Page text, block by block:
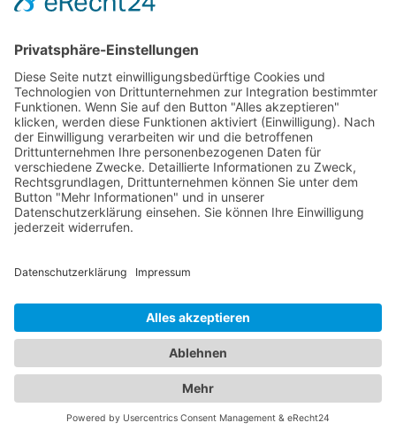
mehr über Lage, Zimmeroptionen,
idealeHotel Zittaufür Ihren Aufenthalt zu finden.
Von luxuriösen 5-Sterne-Hotels bis hin zu
gemütlichen Bed & Breakfasts - bei uns werden Sie
fündig. Gleichzeitig bieten wir Ihnen umfassende
Informationen zu zuverlässigen
Abschleppdiensten in Ihrer Umgebung. Wenn Sie
eine Fahrzeugpanne haben oder abgeschleppt
werden müssen, können Sie auf unsere Datenbank
Abschleppdienste präsentiert. Informieren Sie sich
über ihre Dienstleistungen, Erreichbarkeit und
Kundenbewertungen, um im Notfall schnell
professionelle Hilfe zu erhalten. Unser
Branchenportal vereint die besten Informationen
zu Hotels und Abschleppdiensten. Ob Sie nach
einer komfortablen Unterkunft suchen oder bei
einer Fahrzeugpanne Unterstützung benötigen -